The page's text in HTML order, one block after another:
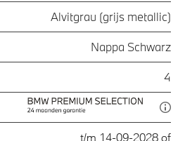
Alvitgrau (grijs metallic)
Nappa Schwarz
4
t/m 14-09-2028 of